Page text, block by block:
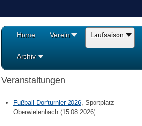
Home Verein Laufsaison
Archiv
Veranstaltungen
Fußball-Dorfturnier 2026, Sportplatz
Oberwielenbach (15.08.2026)
Jahr
Vorheriger
Monat
Jahr
Monat